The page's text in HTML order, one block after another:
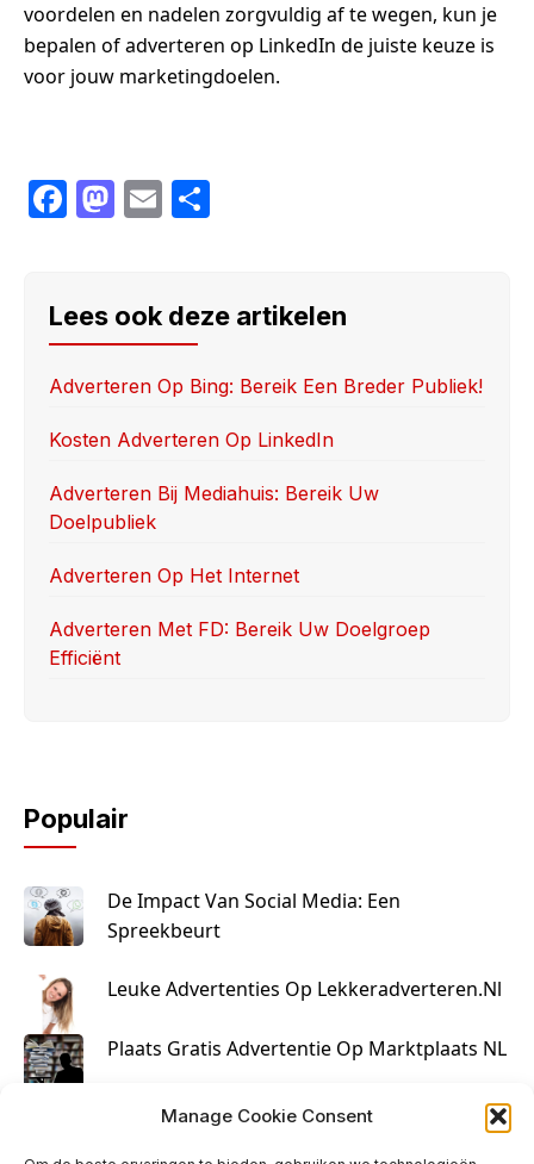
Manage Cookie Consent
voordelen en nadelen zorgvuldig af te wegen, kun je
bepalen of adverteren op LinkedIn de juiste keuze is
voor jouw marketingdoelen.
F
e
b
o
o
M
o
d
o
n
E
e
Lees ook deze artikelen
Adverteren Op Bing: Bereik Een Breder Publiek!
Kosten Adverteren Op LinkedIn
Adverteren Bij Mediahuis: Bereik Uw
Doelpubliek
Adverteren Op Het Internet
Adverteren Met FD: Bereik Uw Doelgroep
Efficiënt
Populair
De Impact Van Social Media: Een
Spreekbeurt
Leuke Advertenties Op Lekkeradverteren.nl
Plaats Gratis Advertentie Op Marktplaats NL
Kruisbestuiving Voor Succesvolle Marketing